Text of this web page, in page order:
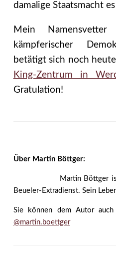
damalige Staatsmacht es
Mein
kämpferischer
betätigt sich noch
King-Zentrum in
Gratulation!
Über Martin Böttger:
Martin Böttger
Beueler-Extradienst. Sein
Sie können dem Autor
@martin.boettger